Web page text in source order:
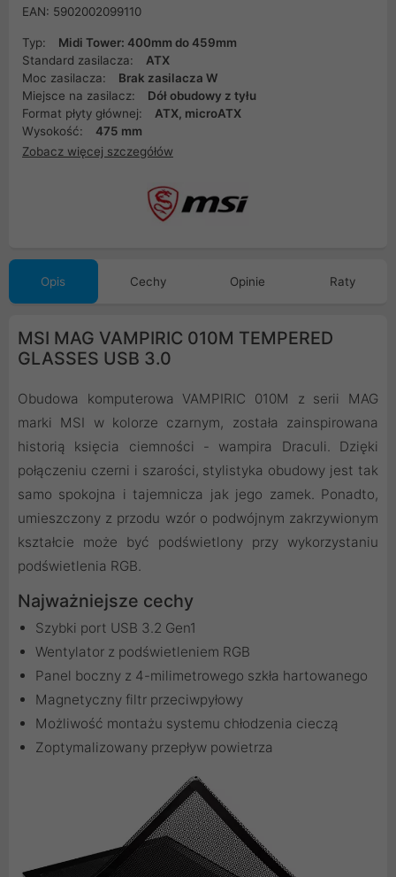
EAN: 5902002099110
Typ:
Midi Tower: 400mm do 459mm
Standard zasilacza:
ATX
Moc zasilacza:
Brak zasilacza W
Miejsce na zasilacz:
Dół obudowy z tyłu
Format płyty głównej:
ATX, microATX
Wysokość:
475 mm
Zobacz więcej szczegółów
Opis Cechy Opinie Raty
MSI MAG VAMPIRIC 010M TEMPERED
GLASSES USB 3.0
Obudowa komputerowa VAMPIRIC 010M z serii MAG
marki MSI w kolorze czarnym, została zainspirowana
historią księcia ciemności - wampira Draculi. Dzięki
połączeniu czerni i szarości, stylistyka obudowy jest tak
samo spokojna i tajemnicza jak jego zamek. Ponadto,
umieszczony z przodu wzór o podwójnym zakrzywionym
kształcie może być podświetlony przy wykorzystaniu
podświetlenia RGB.
Najważniejsze cechy
Szybki port USB 3.2 Gen1
Wentylator z podświetleniem RGB
Panel boczny z 4-milimetrowego szkła hartowanego
Magnetyczny filtr przeciwpyłowy
Możliwość montażu systemu chłodzenia cieczą
Zoptymalizowany przepływ powietrza